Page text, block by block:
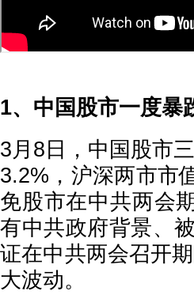
1、中国股市一度暴
3月8日，中国股市
3.2%，沪深两市市
免股市在中共两会
有中共政府背景、
证在中共两会召开
大波动。